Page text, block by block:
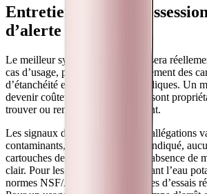
Entretien, coût de
d’alerte
Le meilleur système est celui qui sera
cas d’usage, prévoyez le remplacement des
d’étanchéité et des rinçages périodiques. Un
devenir coûteux si les cartouches sont
trouver ou remplacées trop souvent.
Les signaux d’alerte incluent des allégations
contaminants, l’absence de débit indiqué,
cartouches de remplacement, et l’absence de
clair. Pour les allégations concernant l’eau
normes NSF/ANSI ou des données d’essais